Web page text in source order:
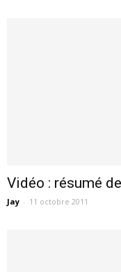
Vidéo : résumé
Jay - 11 octobre 2011